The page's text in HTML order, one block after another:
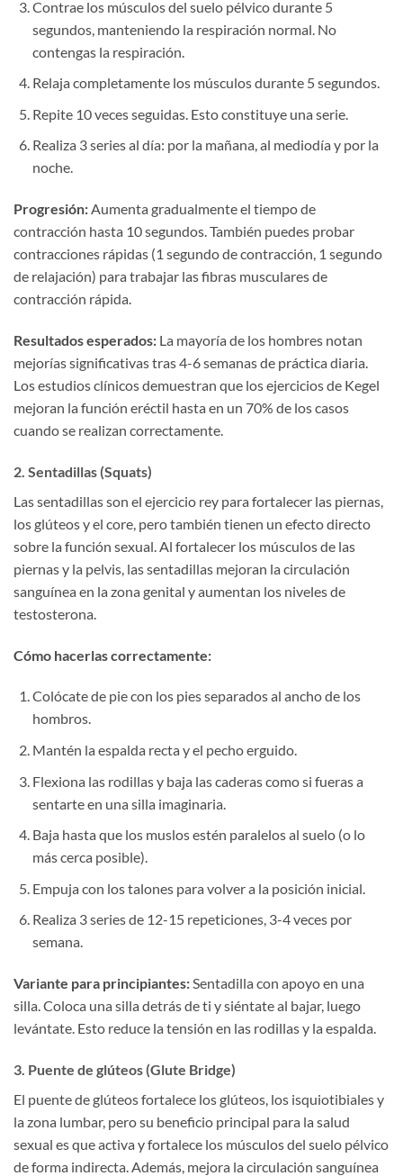
Contrae los músculos del suelo pélvico durante 5
segundos, manteniendo la respiración normal. No
contengas la respiración.
Relaja completamente los músculos durante 5 segundos.
Repite 10 veces seguidas. Esto constituye una serie.
Realiza 3 series al día: por la mañana, al mediodía y por la
noche.
Progresión:Aumenta gradualmente el tiempo de
contracción hasta 10 segundos. También puedes probar
contracciones rápidas (1 segundo de contracción, 1 segundo
de relajación) para trabajar las fibras musculares de
contracción rápida.
Resultados esperados: La mayoría de los hombres notan
mejorías significativas tras 4-6 semanas de práctica diaria.
Los estudios clínicos demuestran que los ejercicios de Kegel
mejoran la función eréctil hasta en un 70% de los casos
cuando se realizan correctamente.
2. Sentadillas (Squats)
Las sentadillas son el ejercicio rey para fortalecer las piernas,
los glúteos y el core, pero también tienen un efecto directo
sobre la función sexual. Al fortalecer los músculos de las
piernas y la pelvis, las sentadillas mejoran la circulación
sanguínea en la zona genital y aumentan los niveles de
testosterona.
Cómo hacerlas correctamente:
Colócate de pie con los pies separados al ancho de los
hombros.
Mantén la espalda recta y el pecho erguido.
Flexiona las rodillas y baja las caderas como si fueras a
sentarte en una silla imaginaria.
Baja hasta que los muslos estén paralelos al suelo (o lo
más cerca posible).
Empuja con los talones para volver a la posición inicial.
Realiza 3 series de 12-15 repeticiones, 3-4 veces por
semana.
Variante para principiantes:Sentadilla con apoyo en una
silla. Coloca una silla detrás de ti y siéntate al bajar, luego
levántate. Esto reduce la tensión en las rodillas y la espalda.
3. Puente de glúteos (Glute Bridge)
El puente de glúteos fortalece los glúteos, los isquiotibiales y
la zona lumbar, pero su beneficio principal para la salud
sexual es que activa y fortalece los músculos del suelo pélvico
de forma indirecta. Además, mejora la circulación sanguínea